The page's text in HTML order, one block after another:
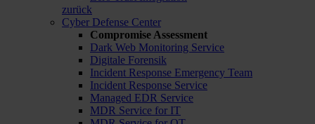
zurück
Cyber Defense Center
Compromise Assessment
Dark Web Monitoring Service
Digitale Forensik
Incident Response Emergency Team
Incident Response Service
Managed EDR Service
MDR Service for IT